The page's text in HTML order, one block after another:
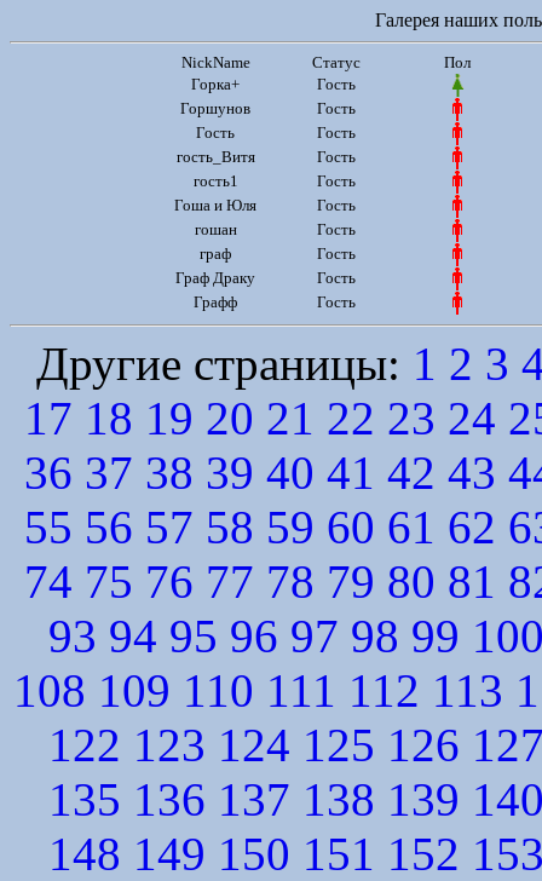
Галерея наших
NickName Статус
Пол
Горка+
Гость
Горшунов
Гость
Гость
Гость
гость_Витя
Гость
гость1
Гость
Гоша и Юля
Гость
гошан
Гость
граф
Гость
Граф Драку
Гость
Графф
Гость
Другие страницы: 1 2 3
17 18 19 20 21 22 23 24
36 37 38 39 40 41 42 43
55 56 57 58 59 60 61 62
74 75 76 77 78 79 80 81
93 94 95 96 97 98 99
108 109 110 111 112 113
122 123 124 125 126
135 136 137 138 139
148 149 150 151 152